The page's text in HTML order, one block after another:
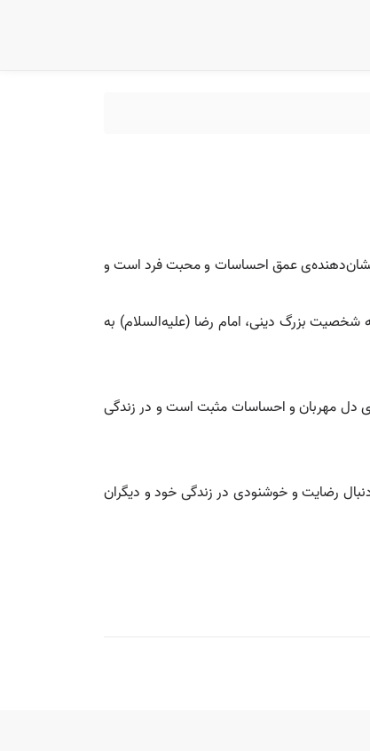
نشان‌دهنده‌ی عمق احساسات و محبت فرد است و
شخصیت‌ بزرگ دینی، امام رضا (علیه‌السلام) به
دل مهربان و احساسات مثبت است و در زندگی
رضایت و خوشنودی در زندگی خود و دیگران